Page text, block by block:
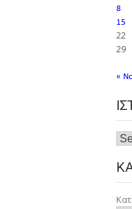
8
15
22
29
«